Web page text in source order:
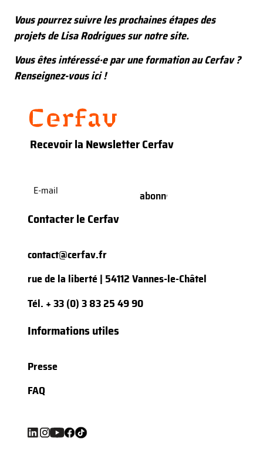
Vous pourrez suivre les prochaines étapes des
projets deLisa Rodriguessur notre site.
Vous êtes intéressé·e par une formation au Cerfav ?
Renseignez-vous ici !
Recevoir la Newsletter Cerfav
mail(Nécessaire)
Contacter le Cerfav
contact@cerfav.fr
rue de la liberté | 54112 Vannes-le-Châtel
Tél. + 33 (0) 3 83 25 49 90
Informations utiles
Presse
FAQ